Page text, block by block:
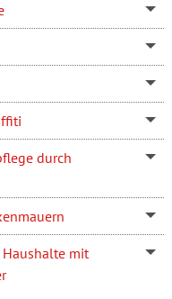
durch
mit